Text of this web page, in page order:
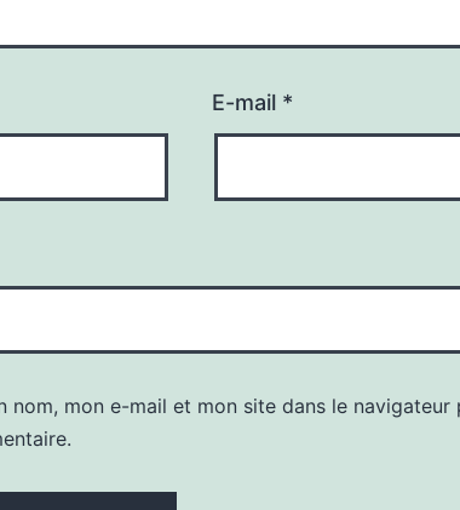
E-mail *
nom, mon e-mail et mon site dans le navigateur